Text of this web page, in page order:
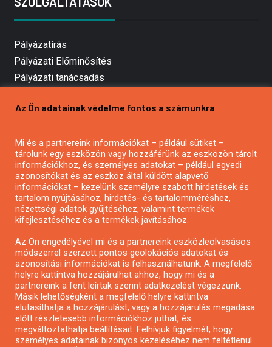
Pályázatírás
Pályázati Előminősítés
Pályázati tanácsadás
Mezőgazdasági pályázatírás
Pályázatírás civil szervezeteknek
Pályázatírás önkormányzatoknak
Pályázatfigyelés
Specifikus pályázatfigyelés vagy hírlevél
Pályázatok magánszemélyeknek
Pályázatok civil szervezeteknek
Pályázatok vállalkozásoknak
Önkormányzati pályázatok
Mezőgazdasági pályázatok
Az Ön adatainak védelme fontos a számunkra
Mi és a partnereink információkat – például sütiket –
tárolunk egy eszközön vagy hozzáférünk az eszközön tárolt
információkhoz, és személyes adatokat – például egyedi
azonosítókat és az eszköz által küldött alapvető
információkat – kezelünk személyre szabott hirdetések és
tartalom nyújtásához, hirdetés- és tartalomméréshez,
nézettségi adatok gyűjtéséhez, valamint termékek
kifejlesztéséhez és a termékek javításához.
Az Ön engedélyével mi és a partnereink eszközleolvasásos
módszerrel szerzett pontos geolokációs adatokat és
azonosítási információkat is felhasználhatunk. A megfelelő
helyre kattintva hozzájárulhat ahhoz, hogy mi és a
partnereink a fent leírtak szerint adatkezelést végezzünk.
Másik lehetőségként a megfelelő helyre kattintva
elutasíthatja a hozzájárulást, vagy a hozzájárulás megadása
előtt részletesebb információkhoz juthat, és
megváltoztathatja beállításait. Felhívjuk figyelmét, hogy
személyes adatainak bizonyos kezeléséhez nem feltétlenül